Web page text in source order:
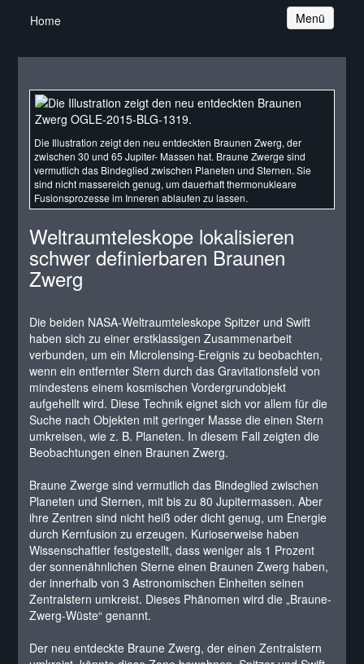
Navigation
Menü
Home
Die Illustration zeigt den neu entdeckten Braunen Zwerg, der
zwischen 30 und 65 Jupiter- Massen hat. Braune Zwerge sind
vermutlich das Bindeglied zwischen Planeten und Sternen. Sie
sind nicht massereich genug, um dauerhaft thermonukleare
Fusionsprozesse im Inneren ablaufen zu lassen.
Weltraumteleskope lokalisieren
schwer definierbaren Braunen
Zwerg
Die beiden NASA-Weltraumteleskope Spitzer und Swift
haben sich zu einer erstklassigen Zusammenarbeit
verbunden, um ein Microlensing-Ereignis zu beobachten,
wenn ein entfernter Stern durch das Gravitationsfeld von
mindestens einem kosmischen Vordergrundobjekt
aufgehellt wird. Diese Technik eignet sich vor allem für die
Suche nach Objekten mit geringer Masse die einen Stern
umkreisen, wie z. B. Planeten. In diesem Fall zeigten die
Beobachtungen einen Braunen Zwerg.
Braune Zwerge sind vermutlich das Bindeglied zwischen
Planeten und Sternen, mit bis zu 80 Jupitermassen. Aber
ihre Zentren sind nicht heiß oder dicht genug, um Energie
durch Kernfusion zu erzeugen. Kurioserweise haben
Wissenschaftler festgestellt, dass weniger als 1 Prozent
der sonnenähnlichen Sterne einen Braunen Zwerg haben,
der innerhalb von 3 Astronomischen Einheiten seinen
Zentralstern umkreist. Dieses Phänomen wird die „Braune-
Zwerg-Wüste“ genannt.
Der neu entdeckte Braune Zwerg, der einen Zentralstern